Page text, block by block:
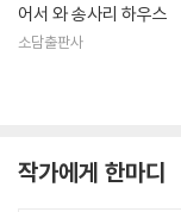
어서 와 송사리 하우스
소담출판사
작가에게 한마디